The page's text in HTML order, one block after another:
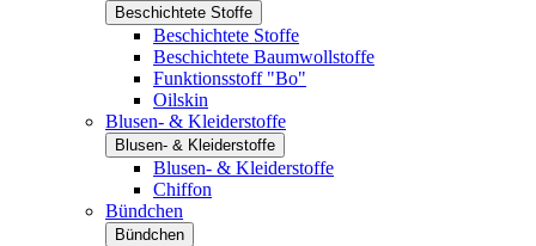
Beschichtete Stoffe
Beschichtete Stoffe
Beschichtete Baumwollstoffe
Funktionsstoff "Bo"
Oilskin
Blusen- & Kleiderstoffe
Blusen- & Kleiderstoffe
Blusen- & Kleiderstoffe
Chiffon
Bündchen
Bündchen